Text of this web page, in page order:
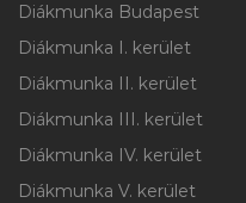
Diákmunka Budapest
Diákmunka I. kerület
Diákmunka II. kerület
Diákmunka III. kerület
Diákmunka IV. kerület
Diákmunka V. kerület